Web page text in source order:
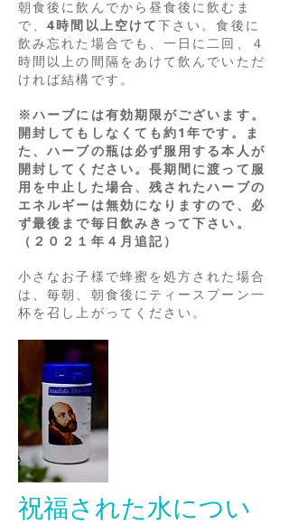
朝食後に飲んでから昼食後に飲むま
で、4時間以上空けて下さい。食後に
飲み忘れた場合でも、一日に二回、４
時間以上の間隔をあけて飲んでいただ
ければ結構です。
※ハーブには有効期限がございます。
開封してもしなくても約1年です。ま
た、ハーブの瓶は必ず服用する本人が
開封してください。長期間に渡って服
用を中止した場合、残されたハーブの
エネルギーは無効になりますので、必
ず最後まで毎日飲みきって下さい。
（２０２１年４月追記）
小さなお子様で蜂蜜を処方された場合
は、毎朝、朝食後にティースプーン一
杯を召し上がってください。
祝福された水につい